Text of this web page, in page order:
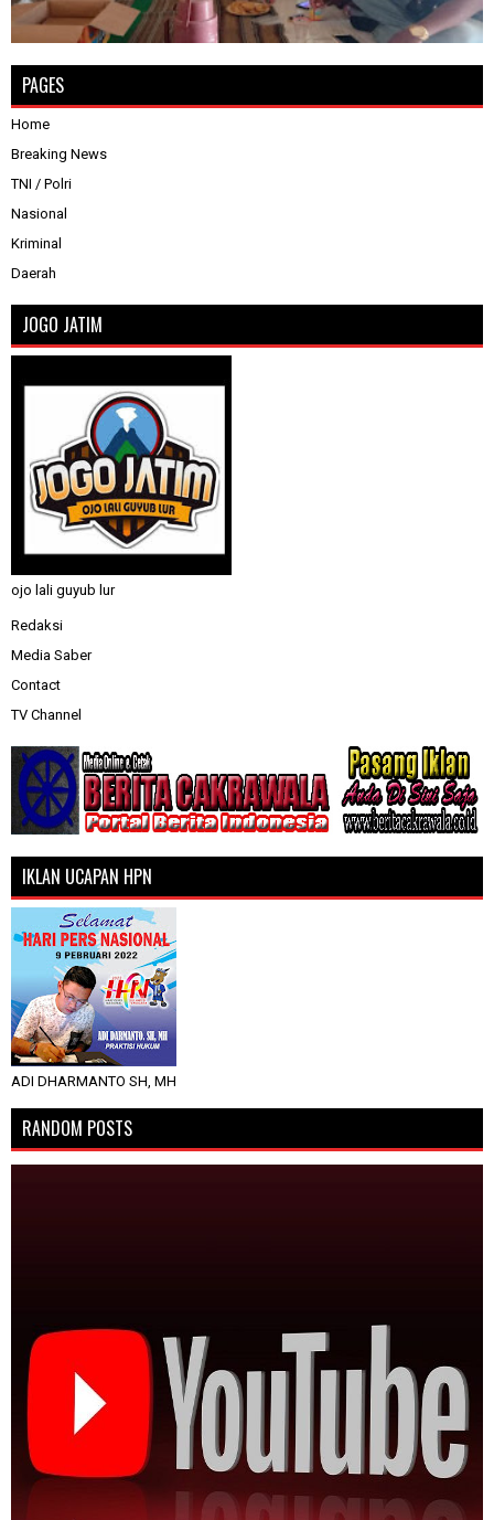
PAGES
Home
Breaking News
TNI / Polri
Nasional
Kriminal
Daerah
JOGO JATIM
ojo lali guyub lur
Redaksi
Media Saber
Contact
TV Channel
IKLAN UCAPAN HPN
ADI DHARMANTO SH, MH
RANDOM POSTS